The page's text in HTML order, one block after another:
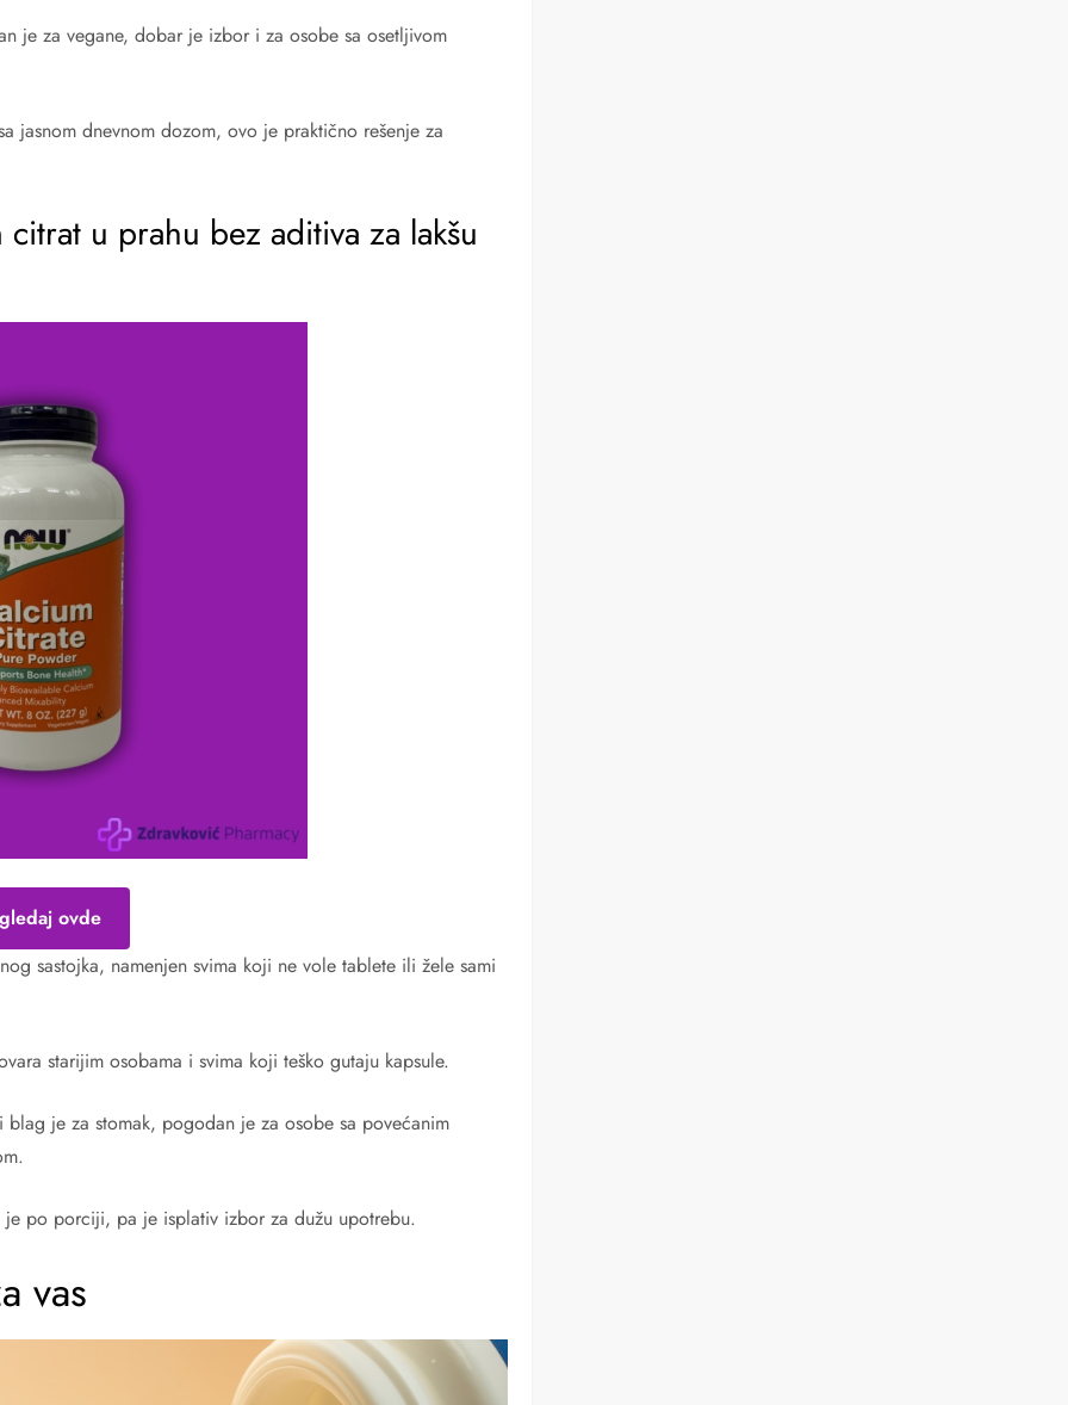
je za vegane, dobar je izbor i za osobe sa osetljivom
jasnom dnevnom dozom, ovo je praktično rešenje za
u prahu bez aditiva za lakšu
ovde
sastojka, namenjen svima koji ne vole tablete ili žele sami
starijim osobama i svima koji teško gutaju kapsule.
je za stomak, pogodan je za osobe sa povećanim
po porciji, pa je isplativ izbor za dužu upotrebu.
vas